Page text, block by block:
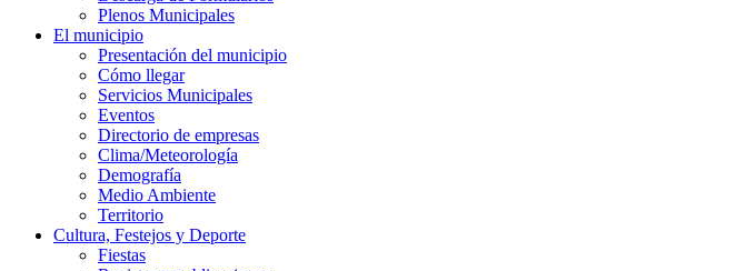
Plenos Municipales
El municipio
Presentación del municipio
Cómo llegar
Servicios Municipales
Eventos
Directorio de empresas
Clima/Meteorología
Demografía
Medio Ambiente
Territorio
Cultura, Festejos y Deporte
Fiestas